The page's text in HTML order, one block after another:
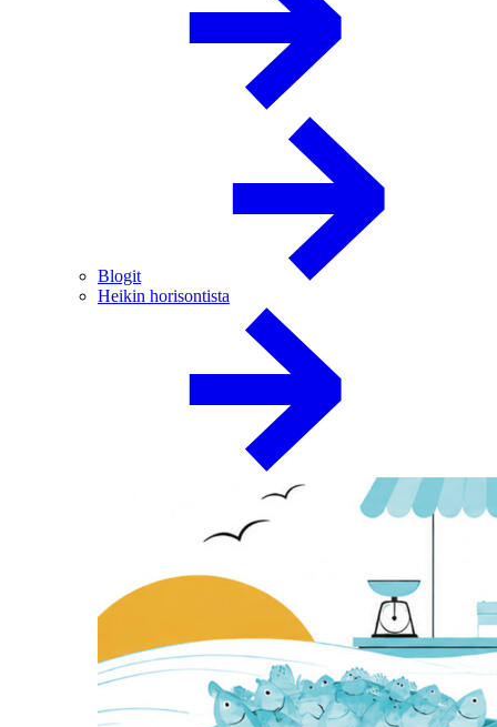
Blogit
Heikin horisontista